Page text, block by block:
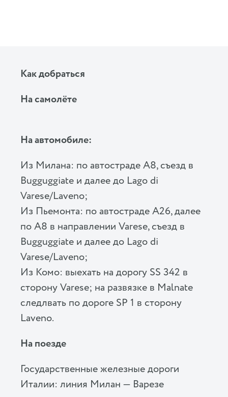
Как добраться
На самолёте
На автомобиле:
Из Милана: по автостраде A8, съезд в
Bugguggiate и далее до Lago di
Varese/Laveno;
Из Пьемонта: по автостраде A26, далее
по A8 в направлении Varese, съезд в
Bugguggiate и далее до Lago di
Varese/Laveno;
Из Комо: выехать на дорогу SS 342 в
сторону Varese; на развязке в Malnate
следлвать по дороге SP 1 в сторону
Laveno.
На поезде
Государственные железные дороги
Италии: линия Милан — Варезе